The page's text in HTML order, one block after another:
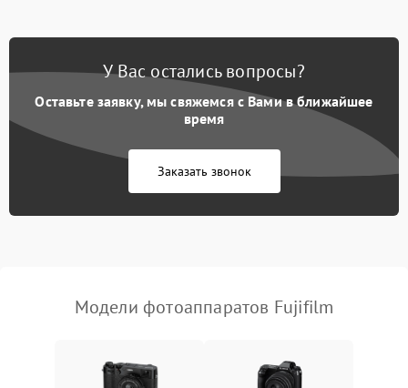
У Вас остались вопросы?
Оставьте заявку, мы свяжемся с Вами в ближайшее
время
Заказать звонок
Модели фотоаппаратов Fujifilm